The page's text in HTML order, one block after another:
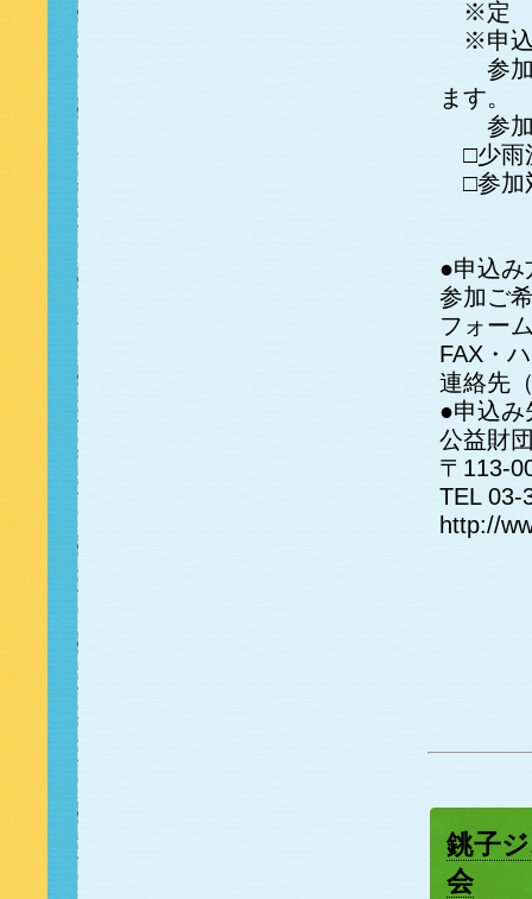
※定
※申込
参加
ます。
参加
□少雨
□参加
●申込み
参加ご
フォー
FAX・
連絡先
●申込み
公益財
〒113-
TEL 03-
http://
銚子
会